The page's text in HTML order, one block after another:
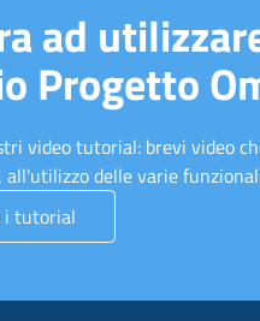
ad
Progetto
video tutorial: brevi video
all'utilizzo delle varie
i tutorial